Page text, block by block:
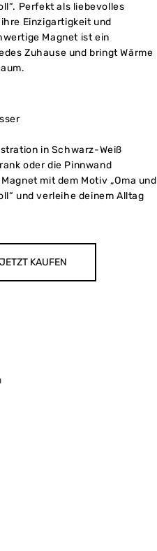
Perfekt als liebevolles
Einzigartigkeit und
Magnet ist ein
Zuhause und bringt Wärme
in Schwarz-Weiß
oder die Pinnwand
mit dem Motiv „Oma und
und verleihe deinem Alltag
KAUFEN